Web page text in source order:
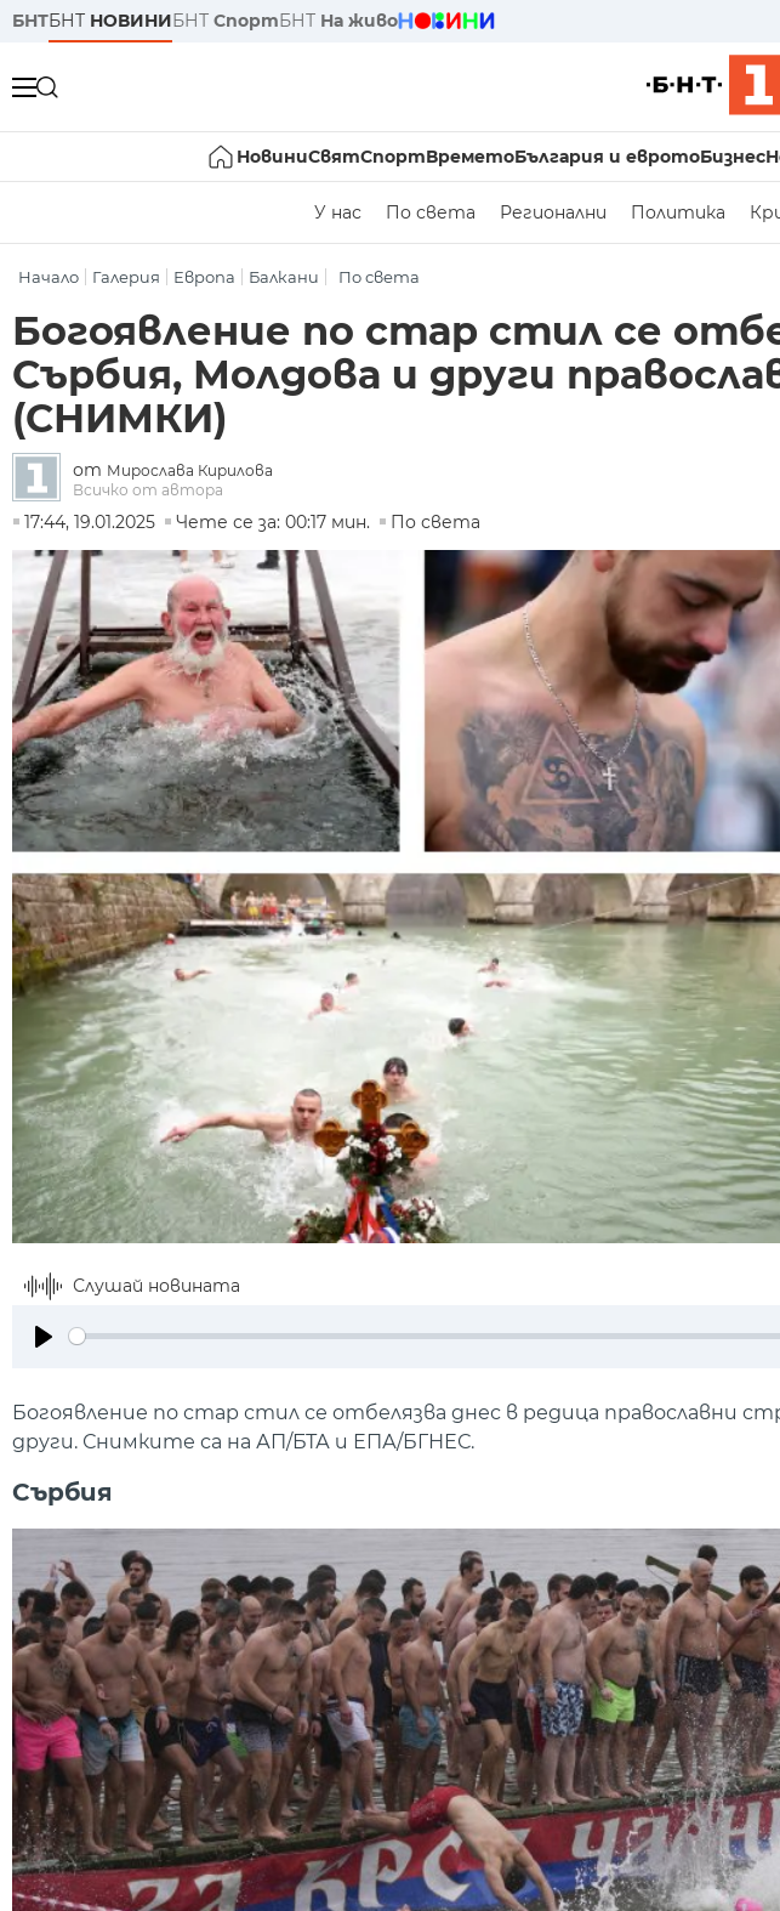
БНТБНТ НОВИНИБНТ СпортБНТ На живо
НовиниСвятСпортВреметоБългария и евротоБизнес
У нас По света Регионални Политика
Начало Галерия Европа Балкани По света
Богоявление по стар стил се
Сърбия, Молдова и други
(СНИМКИ)
от Мирослава Кирилова
Всичко от автора
17:44, 19.01.2025
Чете се за: 00:17 мин. По света
Слушай новината
Богоявление по стар стил се отбелязва днес в редица православни
други. Снимките са на АП/БТА и ЕПА/БГНЕС.
Сърбия